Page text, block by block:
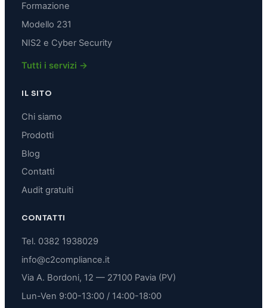
Formazione
Modello 231
NIS2 e Cyber Security
Tutti i servizi →
IL SITO
Chi siamo
Prodotti
Blog
Contatti
Audit gratuiti
CONTATTI
Tel. 0382 1938029
info@c2compliance.it
Via A. Bordoni, 12 — 27100 Pavia (PV)
Lun-Ven 9:00-13:00 / 14:00-18:00